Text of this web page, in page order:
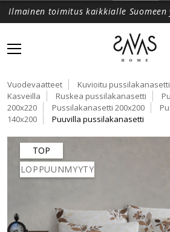
Ilmainen toimitus kaikkialle
Vuodevaatteet Kuvioitu pussilakanasetti
Kasveilla
Ruskea pussilakanasetti
200x220
Pussilakanasetti 200x200
140x200
Puuvilla pussilakanasetti
TOP
LOPPUUNMYYTY